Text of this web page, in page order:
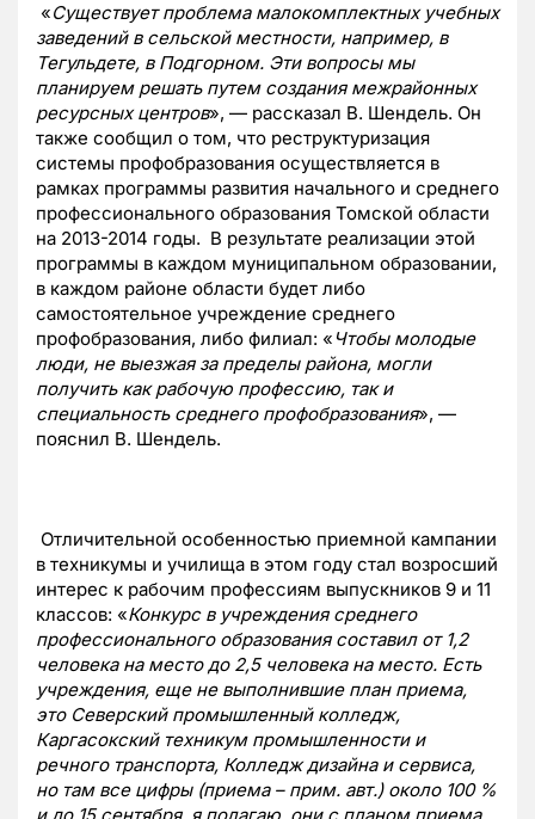
«Существует проблема малокомплектных учебных
заведений в сельской местности, например, в
Тегульдете, в Подгорном. Эти вопросы мы
планируем решать путем создания межрайонных
ресурсных центров», — рассказал В. Шендель. Он
также сообщил о том, что реструктуризация
системы профобразования осуществляется в
рамках программы развития начального и среднего
профессионального образования Томской области
на 2013-2014 годы. В результате реализации этой
программы в каждом муниципальном образовании,
в каждом районе области будет либо
самостоятельное учреждение среднего
профобразования, либо филиал: « Чтобы молодые
люди, не выезжая за пределы района, могли
получить как рабочую профессию, так и
специальность среднего профобразования», —
пояснил В. Шендель.
Отличительной особенностью приемной кампании
в техникумы и училища в этом году стал возросший
интерес к рабочим профессиям выпускников 9 и 11
классов: «Конкурс в учреждения среднего
профессионального образования составил от 1,2
человека на место до 2,5 человека на место. Есть
учреждения, еще не выполнившие план приема,
это Северский промышленный колледж,
Каргасокский техникум промышленности и
речного транспорта, Колледж дизайна и сервиса,
но там все цифры (приема – прим. авт.) около 100 %